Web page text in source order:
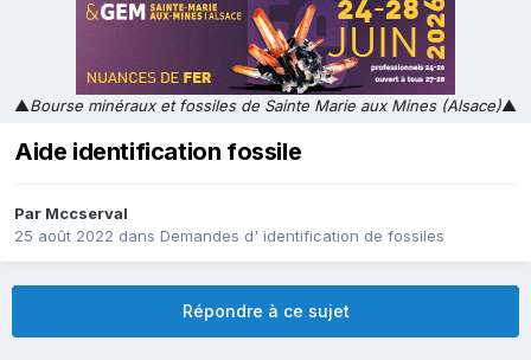
▲Bourse minéraux et fossiles de Sainte Marie aux Mines (Alsace)▲
Aide identification fossile
Par Mccserval
25 août 2022 dans Demandes d' identification de fossiles
Répondre à ce sujet